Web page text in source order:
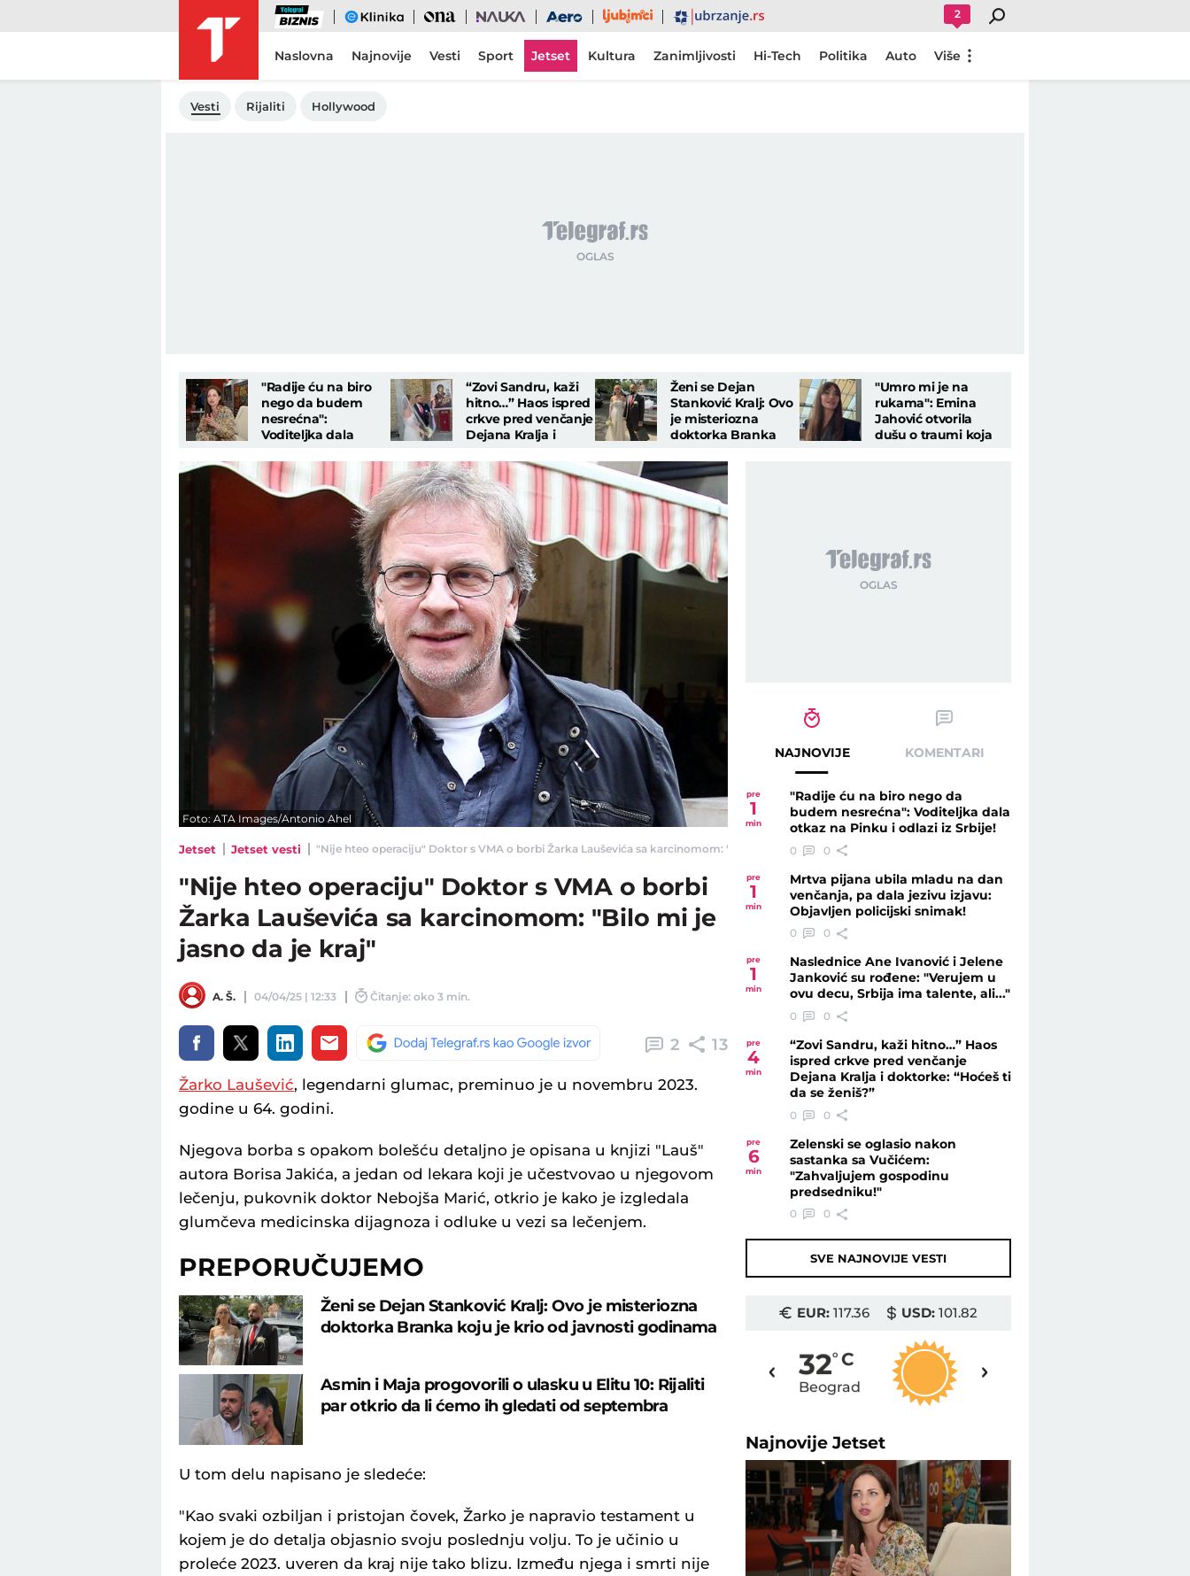
Biznis eKlinika Ona Nauka Aero Ljubimci Ubrzanje 2
Naslovna Najnovije Vesti Sport Jetset Kultura Zanimljivosti Hi-Tech Politika Auto Više
Vesti Rijaliti Hollywood
"Radije ću na biro
nego da budem
nesrećna":
Voditeljka dala
odlazi iz Srbije!
“Zovi Sandru, kaži
hitno…” Haos ispred
crkve pred venčanje
Dejana Kralja i
da se ženiš?”
Ženi se Dejan
Stanković Kralj: Ovo
je misteriozna
doktorka Branka
javnosti godinama
"Umro mi je na
rukama": Emina
Jahović otvorila
dušu o traumi koja
Foto: ATA Images/Antonio Ahel
Jetset Jetset vesti "Nije hteo operaciju" Doktor s VMA o borbi Žarka Lauševića sa karcinomom: "Bilo mi je jasno da je kraj" - Telegraf.rs
"Nije hteo operaciju" Doktor s VMA o borbi
Žarka Lauševića sa karcinomom: "Bilo mi je
jasno da je kraj"
A. Š. 04/04/25 | 12:33 Čitanje: oko 3 min.
2 13
Žarko Laušević, legendarni glumac, preminuo je u novembru 2023.
godine u 64. godini.
Njegova borba s opakom bolešću detaljno je opisana u knjizi "Lauš"
autora Borisa Jakića, a jedan od lekara koji je učestvovao u njegovom
lečenju, pukovnik doktor Nebojša Marić, otkrio je kako je izgledala
glumčeva medicinska dijagnoza i odluke u vezi sa lečenjem.
PREPORUČUJEMO
Ženi se Dejan Stanković Kralj: Ovo je misteriozna
doktorka Branka koju je krio od javnosti godinama
Asmin i Maja progovorili o ulasku u Elitu 10: Rijaliti
par otkrio da li ćemo ih gledati od septembra
U tom delu napisano je sledeće:
"Kao svaki ozbiljan i pristojan čovek, Žarko je napravio testament u
kojem je do detalja objasnio svoju poslednju volju. To je učinio u
proleće 2023. uveren da kraj nije tako blizu. Između njega i smrti nije
NAJNOVIJE KOMENTARI
pre
1
min
"Radije ću na biro nego da
budem nesrećna": Voditeljka dala
otkaz na Pinku i odlazi iz Srbije!
0 0
pre
1
min
Mrtva pijana ubila mladu na dan
venčanja, pa dala jezivu izjavu:
Objavljen policijski snimak!
0 0
pre
1
min
Naslednice Ane Ivanović i Jelene
Janković su rođene: "Verujem u
ovu decu, Srbija ima talente, ali..."
0 0
pre
4
min
“Zovi Sandru, kaži hitno…” Haos
ispred crkve pred venčanje
Dejana Kralja i doktorke: “Hoćeš ti
da se ženiš?”
0 0
pre
6
min
Zelenski se oglasio nakon
sastanka sa Vučićem:
"Zahvaljujem gospodinu
predsedniku!"
0 0
SVE NAJNOVIJE VESTI
EUR:117.36 USD: 101.82
Priština
32o C
Beograd
NajnovijeJetset